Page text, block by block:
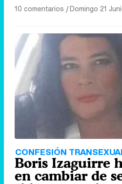
10 comentarios |Domingo 21
CONFESIÓN
Boris Izaguirre
en cambiar de